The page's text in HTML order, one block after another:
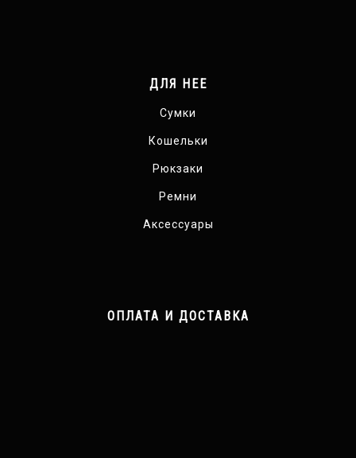
ДЛЯ НЕЕ
Сумки
Кошельки
Рюкзаки
Ремни
Аксессуары
ОПЛАТА И ДОСТАВКА